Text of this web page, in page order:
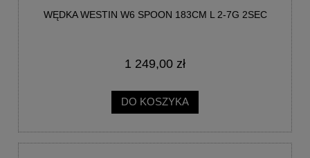
WĘDKA WESTIN W6 SPOON 183CM L 2-7G 2SEC
1 249,00 zł
DO KOSZYKA